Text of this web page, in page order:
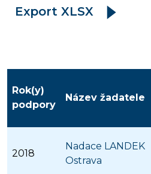
Export XLSX
Rok(y)
podpory
Název žadatele
2018
Nadace LANDEK
Ostrava